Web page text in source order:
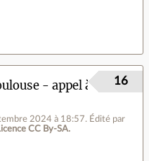
- appel à
2024 à 18:57. Édité par
CC By‑SA.
16